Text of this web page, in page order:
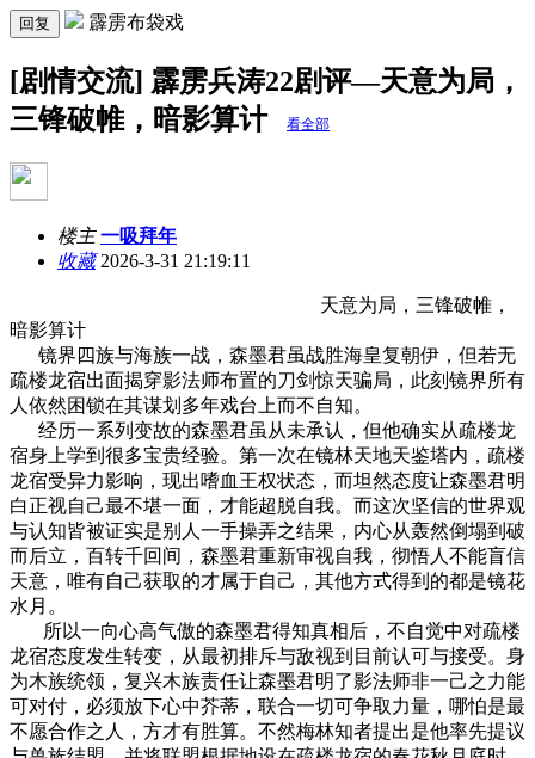
回复 霹雳布袋戏
[剧情交流] 霹雳兵涛22剧评—天意为局，
三锋破帷，暗影算计
看全部
楼主 一吸拜年
收藏2026-3-31 21:19:11
天意为局，三锋破帷，
暗影算计
镜界四族与海族一战，森墨君虽战胜海皇复朝伊，但若无
疏楼龙宿出面揭穿影法师布置的刀剑惊天骗局，此刻镜界所有
人依然困锁在其谋划多年戏台上而不自知。
经历一系列变故的森墨君虽从未承认，但他确实从疏楼龙
宿身上学到很多宝贵经验。第一次在镜林天地天鉴塔内，疏楼
龙宿受异力影响，现出嗜血王权状态，而坦然态度让森墨君明
白正视自己最不堪一面，才能超脱自我。而这次坚信的世界观
与认知皆被证实是别人一手操弄之结果，内心从轰然倒塌到破
而后立，百转千回间，森墨君重新审视自我，彻悟人不能盲信
天意，唯有自己获取的才属于自己，其他方式得到的都是镜花
水月。
所以一向心高气傲的森墨君得知真相后，不自觉中对疏楼
龙宿态度发生转变，从最初排斥与敌视到目前认可与接受。身
为木族统领，复兴木族责任让森墨君明了影法师非一己之力能
可对付，必须放下心中芥蒂，联合一切可争取力量，哪怕是最
不愿合作之人，方才有胜算。不然梅林知者提出是他率先提议